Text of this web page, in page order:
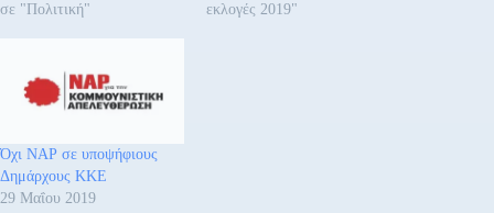
σε "Πολιτική"
εκλογές 2019"
Όχι ΝΑΡ σε υποψήφιους
Δημάρχους ΚΚΕ
29 Μαΐου 2019